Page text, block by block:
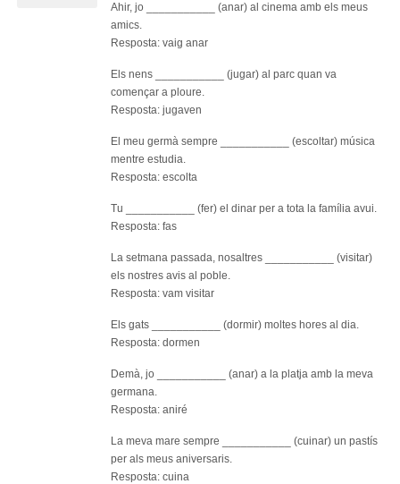
Ahir, jo ___________ (anar) al cinema amb els meus
amics.
Resposta: vaig anar
Els nens ___________ (jugar) al parc quan va
començar a ploure.
Resposta: jugaven
El meu germà sempre ___________ (escoltar) música
mentre estudia.
Resposta: escolta
Tu ___________ (fer) el dinar per a tota la família avui.
Resposta: fas
La setmana passada, nosaltres ___________ (visitar)
els nostres avis al poble.
Resposta: vam visitar
Els gats ___________ (dormir) moltes hores al dia.
Resposta: dormen
Demà, jo ___________ (anar) a la platja amb la meva
germana.
Resposta: aniré
La meva mare sempre ___________ (cuinar) un pastís
per als meus aniversaris.
Resposta: cuina